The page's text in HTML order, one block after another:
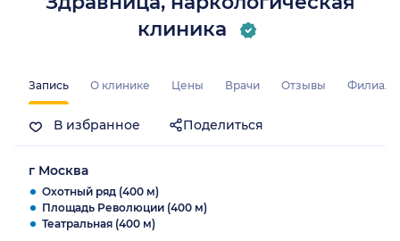
клиника
Запись О клинике Цены Врачи Отзывы Филиалы
В избранное Поделиться
г Москва
Охотный ряд (400 м)
Площадь Революции (400 м)
Театральная (400 м)